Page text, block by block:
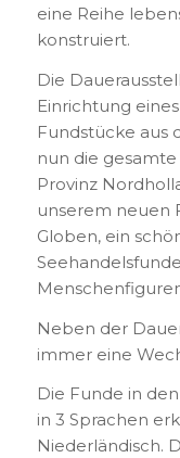
eine Reihe
konstruiert.
Die
Einrichtung
Fundstücke aus
nun die
Provinz
unserem neuen
Globen, ein
Neben der
immer eine
Die Funde in
in 3 Sprachen
Niederländisch.